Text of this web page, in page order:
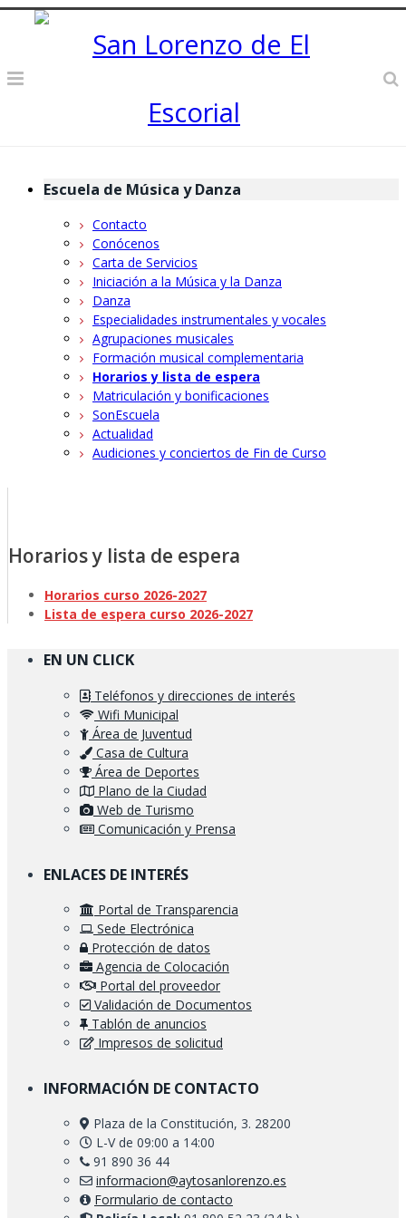
Escuela de Música y Danza
Contacto
Conócenos
Carta de Servicios
Iniciación a la Música y la Danza
Danza
Especialidades instrumentales y vocales
Agrupaciones musicales
Formación musical complementaria
Horarios y lista de espera
Matriculación y bonificaciones
SonEscuela
Actualidad
Audiciones y conciertos de Fin de Curso
Horarios y lista de espera
Horarios curso 2026-2027
Lista de espera curso 2026-2027
EN UN CLICK
Teléfonos y direcciones de interés
Wifi Municipal
Área de Juventud
Casa de Cultura
Área de Deportes
Plano de la Ciudad
Web de Turismo
Comunicación y Prensa
ENLACES DE INTERÉS
Portal de Transparencia
Sede Electrónica
Protección de datos
Agencia de Colocación
Portal del proveedor
Validación de Documentos
Tablón de anuncios
Impresos de solicitud
INFORMACIÓN DE CONTACTO
Plaza de la Constitución, 3. 28200
L-V de 09:00 a 14:00
91 890 36 44
informacion@aytosanlorenzo.es
Formulario de contacto